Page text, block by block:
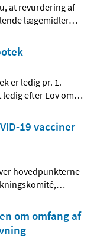
at revurdering af
lægemidler…
er ledig pr. 1.
efter Lov om…
19 vacciner
hovedpunkterne
…
om omfang af